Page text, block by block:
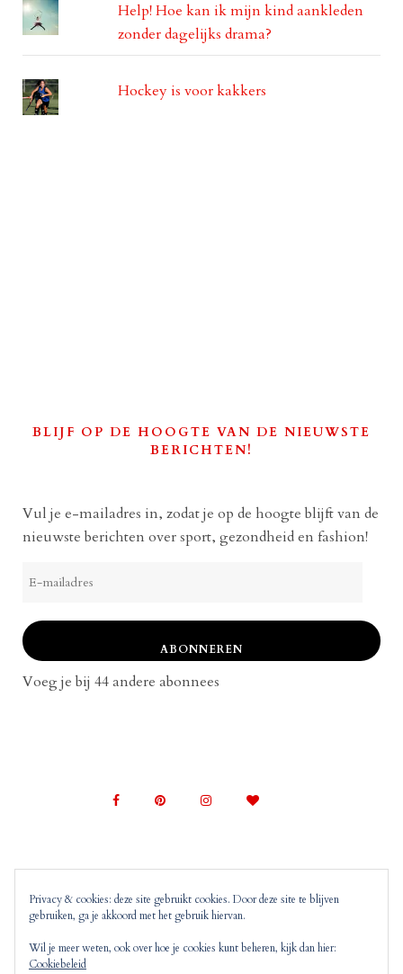
Help! Hoe kan ik mijn kind aankleden
zonder dagelijks drama?
Hockey is voor kakkers
BLIJF OP DE HOOGTE VAN DE NIEUWSTE
BERICHTEN!
Vul je e-mailadres in, zodat je op de hoogte blijft van de
nieuwste berichten over sport, gezondheid en fashion!
mailadres
ABONNEREN
Voeg je bij 44 andere abonnees
© 2022 Mom on Top |Copyright, Disclaimer en
PrivacyverklaringMom on Top bevat advertenties en
‘monitized of affiliated’ links. Dit wil zeggen dat
Privacy & cookies: deze site gebruikt cookies. Door deze site te blijven
gebruiken, ga je akkoord met het gebruik hiervan.
Wil je meer weten, ook over hoe je cookies kunt beheren, kijk dan hier:
Cookiebeleid